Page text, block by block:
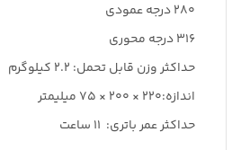
280 درجه عمودی
316 درجه محوری
حداکثر وزن قابل تحمل: 2.2 کیلوگرم
اندازه:220 × 200 × 75 میلیمتر
حداکثر عمر باتری: 11 ساعت